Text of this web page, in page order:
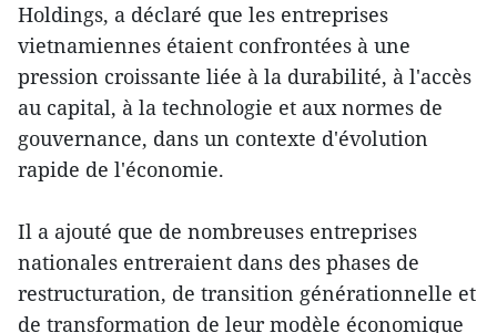
Holdings, a déclaré que les entreprises
vietnamiennes étaient confrontées à une
pression croissante liée à la durabilité, à l'accès
au capital, à la technologie et aux normes de
gouvernance, dans un contexte d'évolution
rapide de l'économie.
Il a ajouté que de nombreuses entreprises
nationales entreraient dans des phases de
restructuration, de transition générationnelle et
de transformation de leur modèle économique